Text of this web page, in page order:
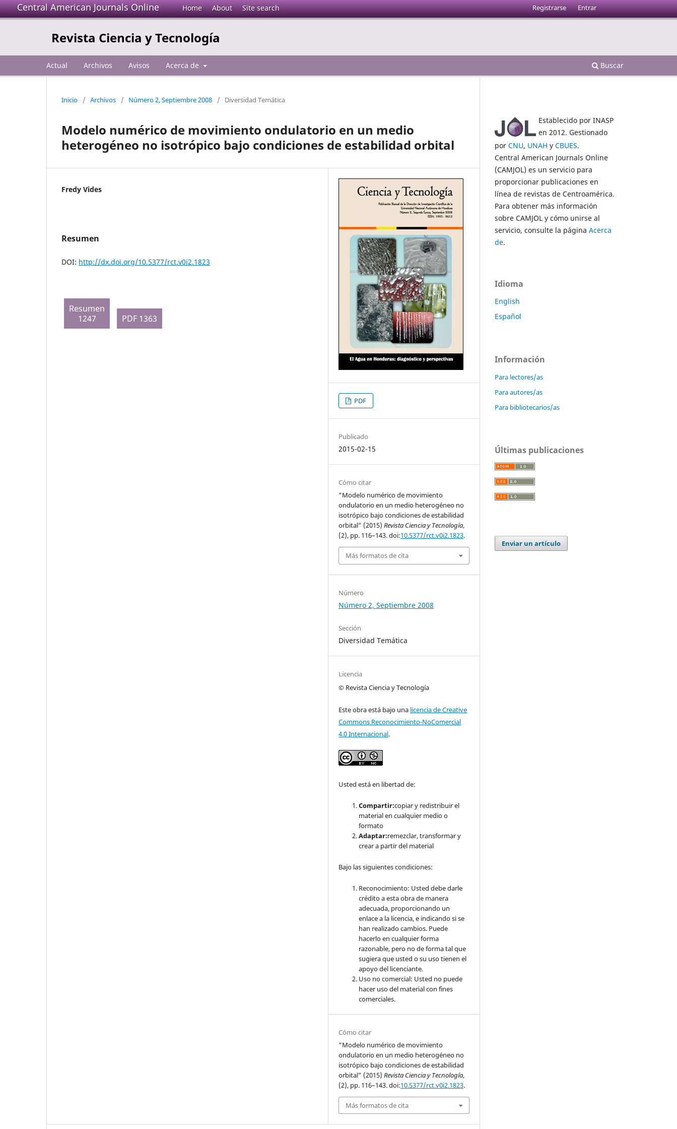
Central American Journals Online Home About Site search
Revista Ciencia y Tecnología
Actual Archivos Avisos Acerca de Buscar
Registrarse Entrar
Inicio / Archivos / Número 2, Septiembre 2008 / Diversidad Temática
Modelo numérico de movimiento ondulatorio en un medio
heterogéneo no isotrópico bajo condiciones de estabilidad orbital
Fredy Vides
Resumen
DOI: http://dx.doi.org/10.5377/rct.v0i2.1823
Resumen
1247
PDF 1363
PDF
Publicado
2015-02-15
Cómo citar
“Modelo numérico de movimiento
ondulatorio en un medio heterogéneo no
isotrópico bajo condiciones de estabilidad
orbital” (2015)Revista Ciencia y Tecnología,
(2), pp. 116–143. doi:10.5377/rct.v0i2.1823.
Más formatos de cita
Número
Número 2, Septiembre 2008
Sección
Diversidad Temática
Licencia
© Revista Ciencia y Tecnología
Este obra está bajo una licencia de Creative
Commons Reconocimiento-NoComercial
4.0 Internacional.
Usted está en libertad de:
Compartir:copiar y redistribuir el
material en cualquier medio o
formato
Adaptar:remezclar, transformar y
crear a partir del material
Bajo las siguientes condiciones:
Reconocimiento: Usted debe darle
crédito a esta obra de manera
adecuada, proporcionando un
enlace a la licencia, e indicando si se
han realizado cambios. Puede
hacerlo en cualquier forma
razonable, pero no de forma tal que
sugiera que usted o su uso tienen el
apoyo del licenciante.
Uso no comercial: Usted no puede
hacer uso del material con fines
comerciales.
Cómo citar
“Modelo numérico de movimiento
ondulatorio en un medio heterogéneo no
isotrópico bajo condiciones de estabilidad
orbital” (2015)Revista Ciencia y Tecnología,
(2), pp. 116–143. doi:10.5377/rct.v0i2.1823.
Más formatos de cita
Establecido por INASP
en 2012. Gestionado
por CNU, UNAH y CBUES.
Central American Journals Online
(CAMJOL) es un servicio para
proporcionar publicaciones en
línea de revistas de Centroamérica.
Para obtener más información
sobre CAMJOL y cómo unirse al
servicio, consulte la página Acerca
de.
Idioma
English
Español
Información
Para lectores/as
Para autores/as
Para bibliotecarios/as
Últimas publicaciones
Enviar un artículo